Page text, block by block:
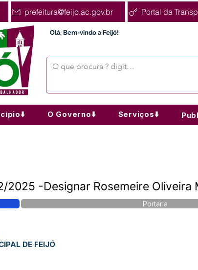
prefeitura@feijo.ac.gov.br Portal da
Olá, Bem-vindo a Feijó!
O Governo⬇️ Serviços⬇️
2025 -Designar Rosemeire Oliveira
Portaria
DE FEIJÓ